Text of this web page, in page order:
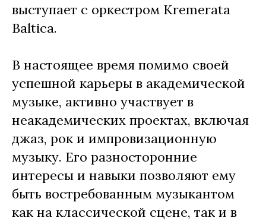
выступает с оркестром Kremerata
Baltica.
В настоящее время помимо своей
успешной карьеры в академической
музыке, активно участвует в
неакадемических проектах, включая
джаз, рок и импровизационную
музыку. Его разносторонние
интересы и навыки позволяют ему
быть востребованным музыкантом
как на классической сцене, так и в